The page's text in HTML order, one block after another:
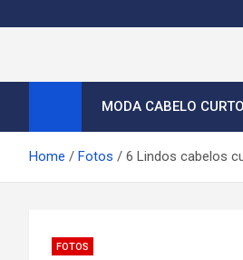
p
Cortes de
MODA CABELO CURTO
Home Fotos 6 Lindos cabelos
FOTOS